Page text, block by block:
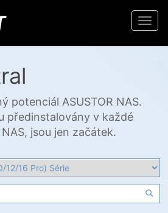
potenciál ASUSTOR NAS.
předinstalovány v každé
jsou jen začátek.